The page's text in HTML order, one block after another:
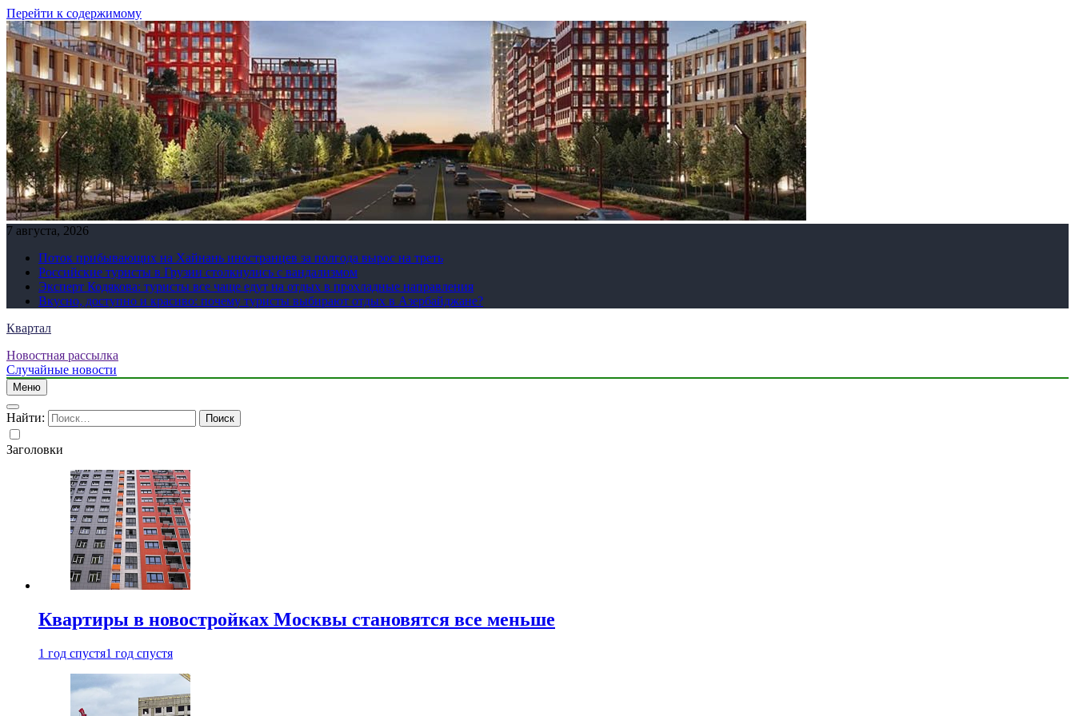
Перейти к содержимому
7 августа, 2026
Поток прибывающих на Хайнань иностранцев за полгода вырос на треть
Российские туристы в Грузии столкнулись с вандализмом
Эксперт Кодякова: туристы все чаще едут на отдых в прохладные направления
Вкусно, доступно и красиво: почему туристы выбирают отдых в Азербайджане?
Квартал
Новостная рассылка
Случайные новости
Меню
Найти:
Заголовки
Квартиры в новостройках Москвы становятся все меньше
1 год спустя1 год спустя